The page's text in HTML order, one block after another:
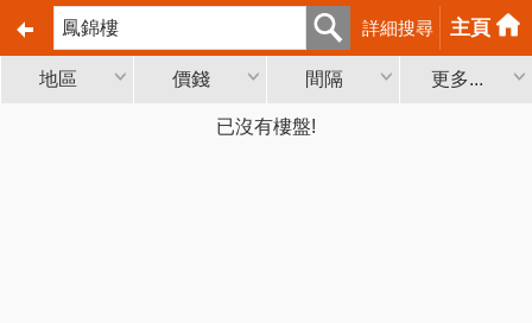
詳細搜尋 主頁
地區 價錢 間隔 更多...
已沒有樓盤!